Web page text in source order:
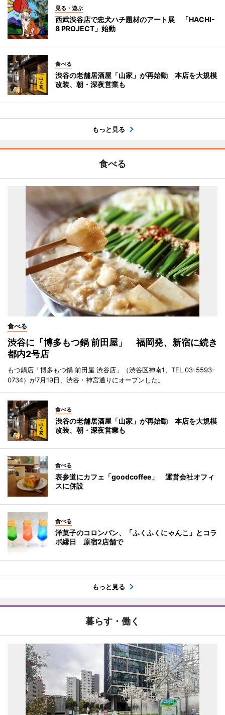
見る・遊ぶ
西武渋谷店で忠犬ハチ題材のアート展 「HACHI-
8 PROJECT」始動
食べる
渋谷の老舗居酒屋「山家」が再始動 本店を大規模
改装、朝・深夜営業も
もっと見る
食べる
食べる
渋谷に「博多もつ鍋 前田屋」 福岡発、新宿に続き
都内2号店
もつ鍋店「博多もつ鍋 前田屋 渋谷店」（渋谷区神南1、TEL 03-5593-
0734）が7月19日、渋谷・神宮通りにオープンした。
食べる
渋谷の老舗居酒屋「山家」が再始動 本店を大規模
改装、朝・深夜営業も
食べる
表参道にカフェ「goodcoffee」 運営会社オフィ
スに併設
食べる
洋菓子のコロンバン、「ふくふくにゃんこ」とコラ
ボ縁日 原宿2店舗で
もっと見る
暮らす・働く